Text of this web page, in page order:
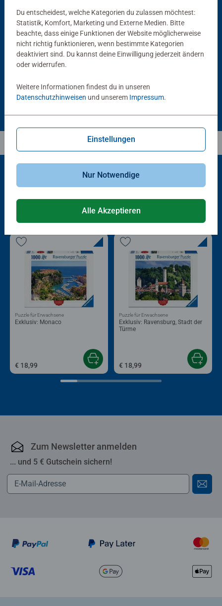
Puzzle Conserver Permanent
Durchschnittliche Bewertung 4,4 von 5 Sternen.
Puzzlezubehör
Puzzle-Rahmen, schwarz
Puzzlezubehör
Andere Kunden mögen auch
Exklusiv: Monaco
Puzzle für Erwachsene
€ 18,99
Exklusiv: Ravensburg, Stadt der
Türme
Puzzle für Erwachsene
€ 18,99
Zum Newsletter anmelden
... und 5 € Gutschein sichern!
Du entscheidest, welche Kategorien du zulassen möchtest:
Statistik, Komfort, Marketing und Externe Medien. Bitte
beachte, dass einige Funktionen der Website möglicherweise
nicht richtig funktionieren, wenn bestimmte Kategorien
deaktiviert sind. Du kannst deine Einwilligung jederzeit ändern
oder widerrufen.
Weitere Informationen findest du in unseren
Datenschutzhinweisen und unserem Impressum.
Einstellungen
Nur Notwendige
Alle Akzeptieren